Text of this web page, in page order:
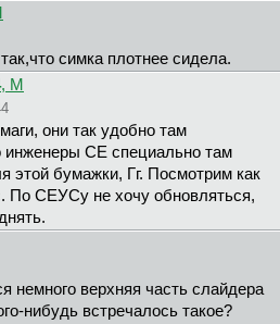
симка плотнее сидела.
, М
они так удобно там
инженеры СЕ специально там
этой бумажки, Гг. Посмотрим как
По СЕУСу не хочу обновляться,
немного верхняя часть слайдера
нибудь встречалось такое?